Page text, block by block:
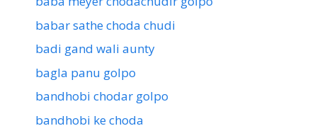
babar sathe choda chudi
badi gand wali aunty
bagla panu golpo
bandhobi chodar golpo
bandhobi ke choda